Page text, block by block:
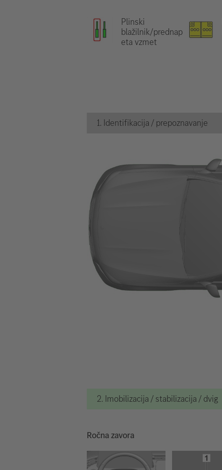
Plinski
blažilnik/prednap
eta vzmet
1. Identifikacija / prepoznavanje
2. Imobilizacija / stabilizacija / dvig
Ročna zavora